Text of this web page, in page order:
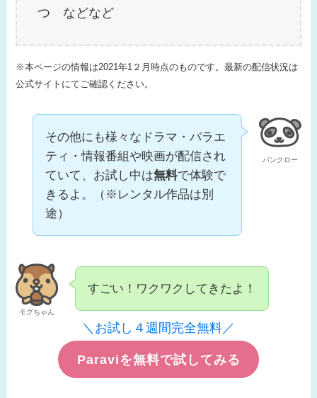
つ などなど
※本ページの情報は2021年1２月時点のものです。最新の配信状況は
公式サイトにてご確認ください。
パンクロー
その他にも様々なドラマ・バラエ
ティ・情報番組や映画が配信され
ていて、お試し中は無料で体験で
きるよ。（※レンタル作品は別
途）
モグちゃん
すごい！ワクワクしてきたよ！
＼お試し４週間完全無料／
Paraviを無料で試してみる